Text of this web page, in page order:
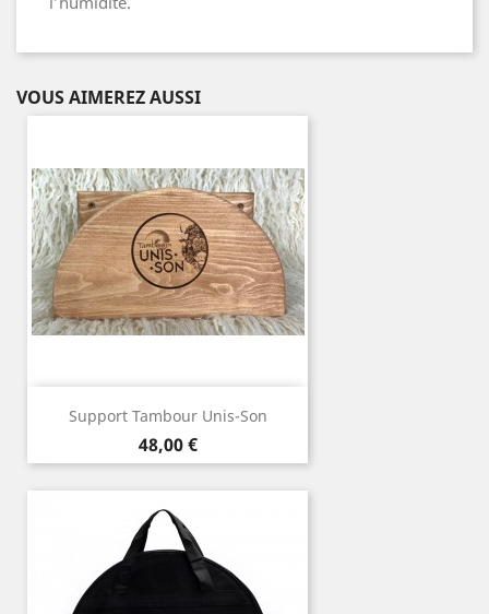
VOUS AIMEREZ AUSSI
Support Tambour Unis-Son
Prix
48,00 €